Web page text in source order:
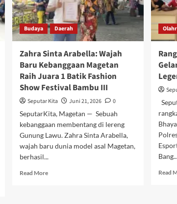
Budaya Daerah
Zahra Sinta Arabella: Wajah
Baru Kebanggaan Magetan
Raih Juara 1 Batik Fashion
Show Festival Bambu III
Seputar Kita Juni 21, 2026
0
SeputarKita, Magetan — Sebuah
kebanggaan membentang di lereng
Gunung Lawu. Zahra Sinta Arabella,
wajah baru dunia model asal Magetan,
berhasil...
Read MoreRead
Read